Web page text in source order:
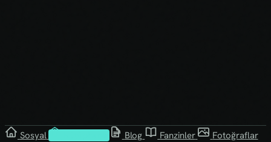
Sosyal Blog Fanzinler
Fotoğraflar